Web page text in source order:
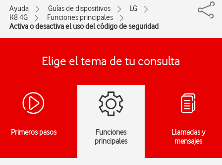
Ayuda Guías de dispositivos
LG
K8 4G
Funciones principales
Activa o desactiva el uso del código de seguridad
Elige el tema de tu consulta
Primeros pasos
Funciones
principales
Llamadas y
mensajes